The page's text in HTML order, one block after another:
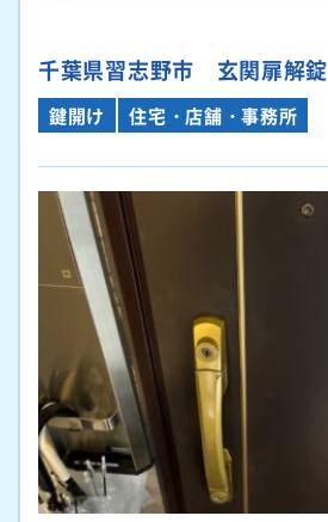
千葉県習志野市 玄関扉解錠
鍵開け 住宅・店舗・事務所